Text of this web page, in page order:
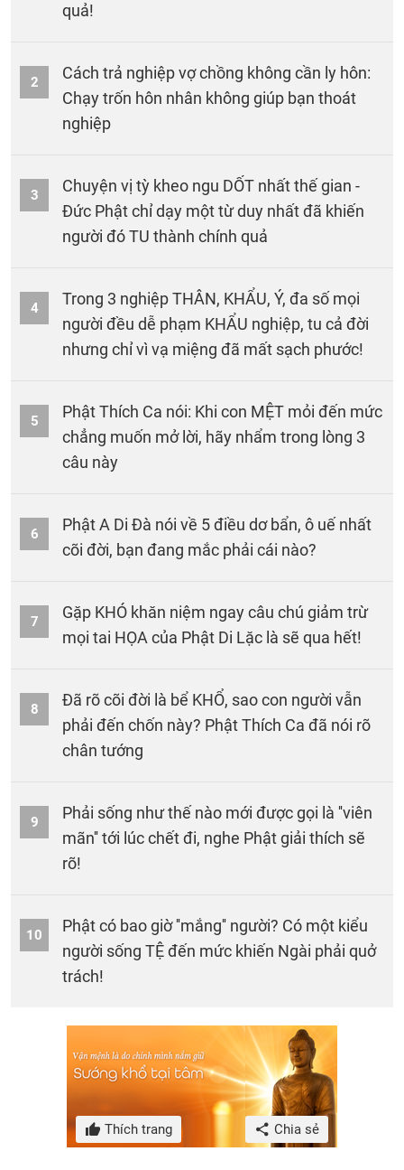
quả!
2
Cách trả nghiệp vợ chồng không cần ly hôn:
Chạy trốn hôn nhân không giúp bạn thoát
nghiệp
3
Chuyện vị tỳ kheo ngu DỐT nhất thế gian -
Đức Phật chỉ dạy một từ duy nhất đã khiến
người đó TU thành chính quả
4
Trong 3 nghiệp THÂN, KHẨU, Ý, đa số mọi
người đều dễ phạm KHẨU nghiệp, tu cả đời
nhưng chỉ vì vạ miệng đã mất sạch phước!
5
Phật Thích Ca nói: Khi con MỆT mỏi đến mức
chẳng muốn mở lời, hãy nhẩm trong lòng 3
câu này
6
Phật A Di Đà nói về 5 điều dơ bẩn, ô uế nhất
cõi đời, bạn đang mắc phải cái nào?
7
Gặp KHÓ khăn niệm ngay câu chú giảm trừ
mọi tai HỌA của Phật Di Lặc là sẽ qua hết!
8
Đã rõ cõi đời là bể KHỔ, sao con người vẫn
phải đến chốn này? Phật Thích Ca đã nói rõ
chân tướng
9
Phải sống như thế nào mới được gọi là ''viên
mãn'' tới lúc chết đi, nghe Phật giải thích sẽ
rõ!
10
Phật có bao giờ ''mắng'' người? Có một kiểu
người sống TỆ đến mức khiến Ngài phải quở
trách!
Thích trang Chia sẻ